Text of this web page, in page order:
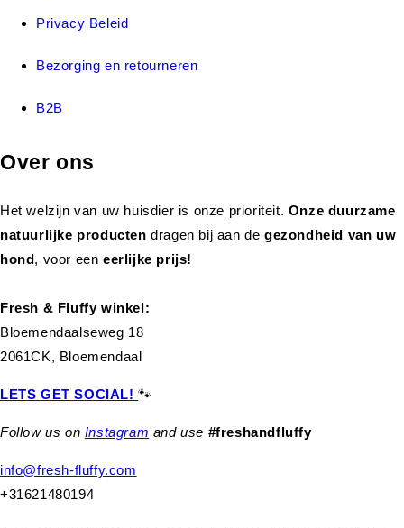
Privacy Beleid
Bezorging en retourneren
B2B
Over ons
Het welzijn van uw huisdier is onze prioriteit. Onze duurzame
natuurlijke productendragen bij aan de gezondheid van uw
hond, voor eeneerlijke prijs!
Fresh & Fluffy winkel:
Bloemendaalseweg 18
2061CK, Bloemendaal
LETS GET SOCIAL!🐾
Follow us on Instagram and use #freshandfluffy
info@fresh-fluffy.com
+31621480194